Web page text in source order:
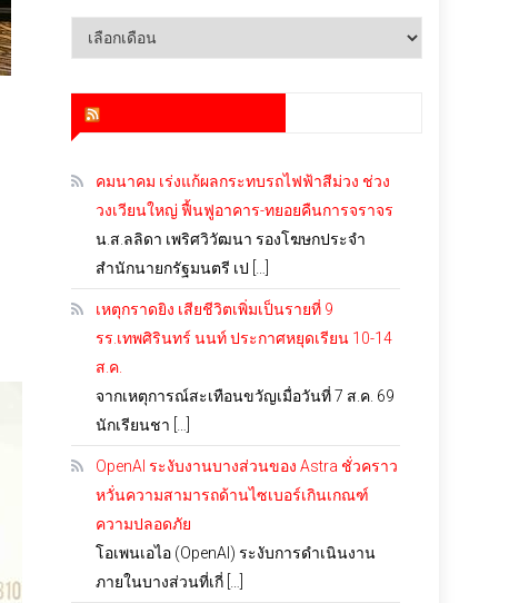
คลัง
คมนาคม เร่งแก้ผลกระทบรถไฟฟ้าสีม่วง ช่วง
วงเวียนใหญ่ ฟื้นฟูอาคาร-ทยอยคืนการจราจร
น.ส.ลลิดา เพริศวิวัฒนา รองโฆษกประจำ
สำนักนายกรัฐมนตรี เป […]
เหตุกราดยิง เสียชีวิตเพิ่มเป็นรายที่ 9
รร.เทพศิรินทร์ นนท์ ประกาศหยุดเรียน 10-14
ส.ค.
จากเหตุการณ์สะเทือนขวัญเมื่อวันที่ 7 ส.ค. 69
นักเรียนชา […]
OpenAI ระงับงานบางส่วนของ Astra ชั่วคราว
หวั่นความสามารถด้านไซเบอร์เกินเกณฑ์
ความปลอดภัย
โอเพนเอไอ (OpenAI) ระงับการดำเนินงาน
ภายในบางส่วนที่เกี่ […]